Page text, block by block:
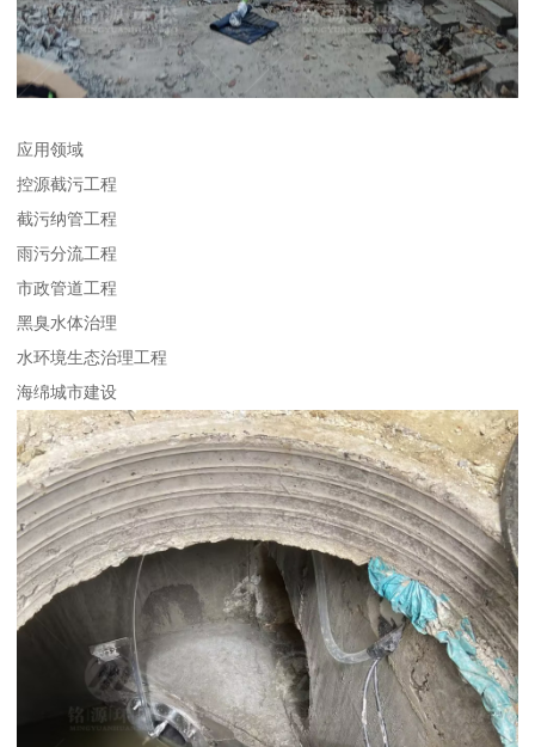
应用领域
控源截污工程
截污纳管工程
雨污分流工程
市政管道工程
黑臭水体治理
水环境生态治理工程
海绵城市建设